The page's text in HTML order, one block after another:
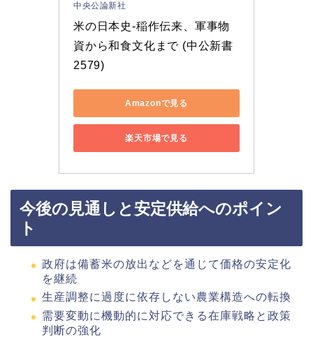
中央公論新社
米の日本史-稲作伝来、軍事物
資から和食文化まで (中公新書
2579)
Amazonで見る
楽天市場で見る
今後の見通しと安定供給へのポイン
ト
政府は備蓄米の放出などを通じて価格の安定化
を継続
生産調整に過度に依存しない農業構造への転換
需要変動に機動的に対応できる在庫戦略と政策
判断の強化